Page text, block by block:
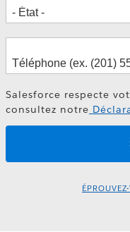
Salesforce respecte
consultez notre